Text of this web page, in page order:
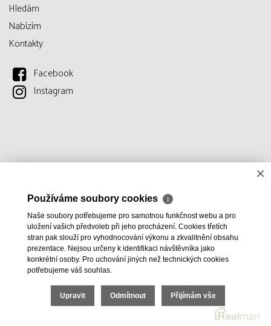
Hledám
Nabízím
Kontakty
Facebook
Instagram
×
Používáme soubory cookies ℹ
Naše soubory potřebujeme pro samotnou funkčnost webu a pro
uložení vašich předvoleb při jeho procházení. Cookies třetích
stran pak slouží pro vyhodnocování výkonu a zkvalitnění obsahu
prezentace. Nejsou určeny k identifikaci návštěvníka jako
konkrétní osoby. Pro uchování jiných než technických cookies
potřebujeme váš souhlas.
Upravit Odmítnout Přijímám vše